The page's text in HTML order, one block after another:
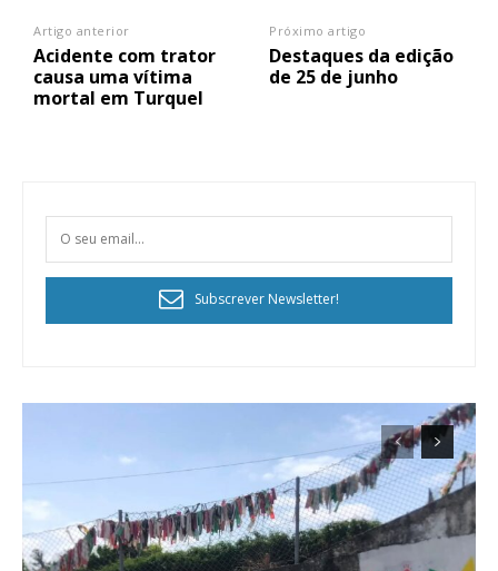
Artigo anterior
Acidente com trator
causa uma vítima
mortal em Turquel
Próximo artigo
Destaques da edição
de 25 de junho
Subscrever Newsletter!